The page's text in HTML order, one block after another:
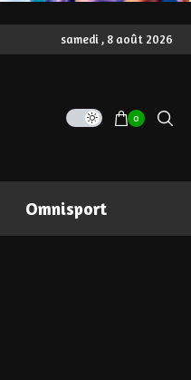
samedi , 8 août 2026
0
Omnisport